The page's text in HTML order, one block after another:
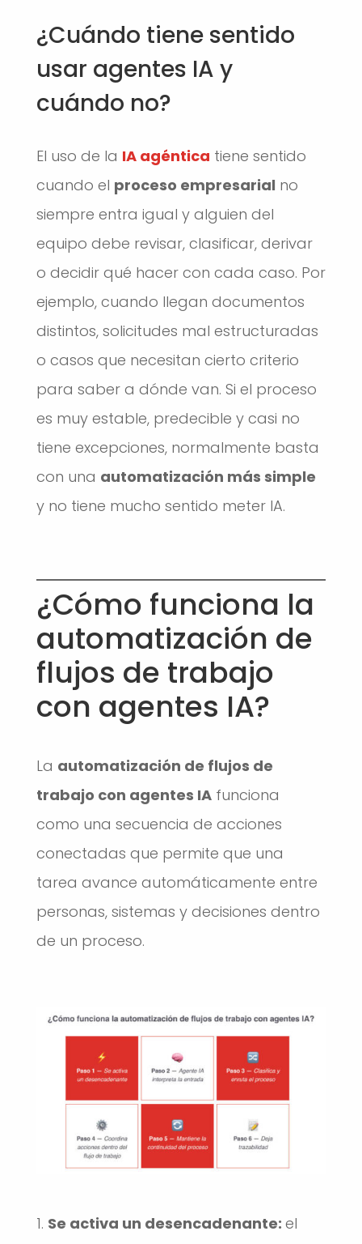
¿Cuándo tiene sentido
usar agentes IA y
cuándo no?
El uso de la IA agéntica tiene sentido
cuando el proceso empresarial no
siempre entra igual y alguien del
equipo debe revisar, clasificar, derivar
o decidir qué hacer con cada caso. Por
ejemplo, cuando llegan documentos
distintos, solicitudes mal estructuradas
o casos que necesitan cierto criterio
para saber a dónde van. Si el proceso
es muy estable, predecible y casi no
tiene excepciones, normalmente basta
con una automatización más simple
y no tiene mucho sentido meter IA.
¿Cómo funciona la
automatización de
flujos de trabajo
con agentes IA?
La automatización de flujos de
trabajo con agentes IAfunciona
como una secuencia de acciones
conectadas que permite que una
tarea avance automáticamente entre
personas, sistemas y decisiones dentro
de un proceso.
Se activa un desencadenante: el